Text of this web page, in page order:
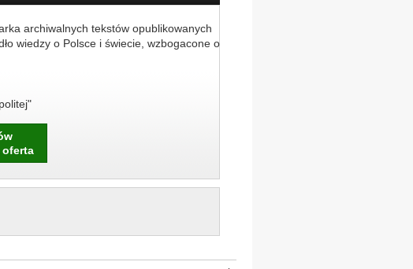
archiwalnych tekstów opublikowanych
wiedzy o Polsce i świecie, wzbogacone o
oferta